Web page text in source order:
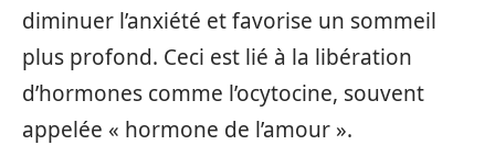
diminuer l’anxiété et favorise un sommeil
plus profond. Ceci est lié à la libération
d’hormones comme l’ocytocine, souvent
appelée « hormone de l’amour ».